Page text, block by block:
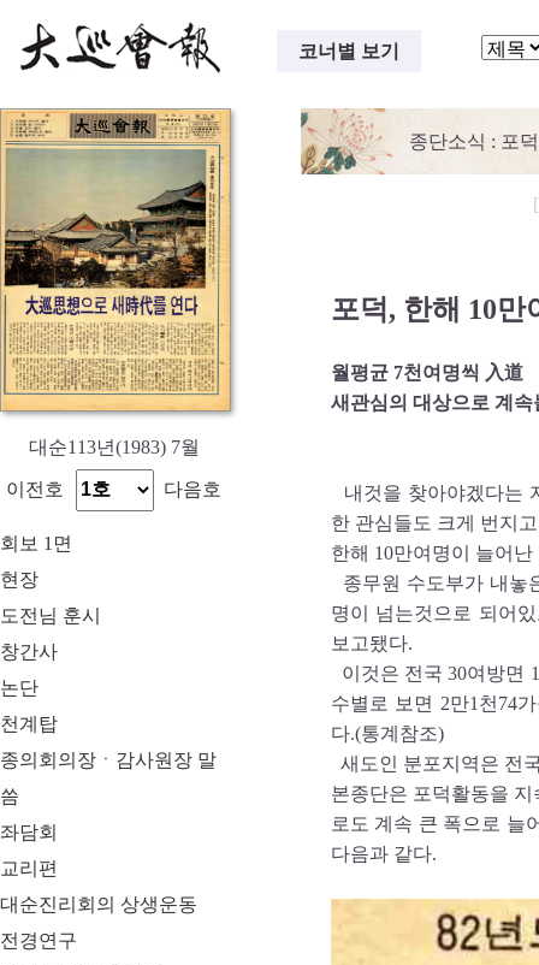
코너별 보기
대순113년(1983) 7월
이전호 다음호
회보 1면
현장
도전님 훈시
창간사
논단
천계탑
종의회의장ㆍ감사원장 말
씀
좌담회
교리편
대순진리회의 상생운동
전경연구
종단소식 : 포
포덕, 한해 10만
월평균 7천여명씩 入道
새관심의 대상으로 계속
내것을 찾아야겠다는
한 관심들도 크게 번지
한해 10만여명이 늘어
종무원 수도부가 내놓
명이 넘는것으로 되어
보고됐다.
이것은 전국 30여방면
수별로 보면 2만1천74
다.(통계참조)
새도인 분포지역은 전
본종단은 포덕활동을
로도 계속 큰 폭으로 늘
다음과 같다.